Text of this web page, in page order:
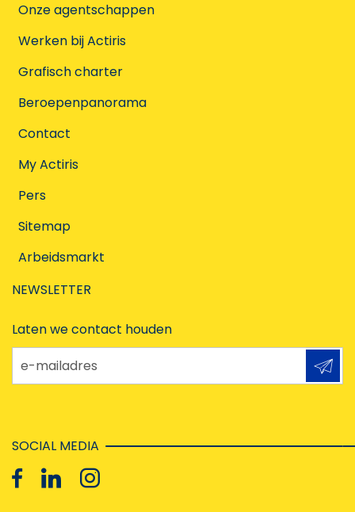
Onze agentschappen
Werken bij Actiris
Grafisch charter
Beroepenpanorama
Contact
My Actiris
Pers
Sitemap
Arbeidsmarkt
NEWSLETTER
Laten we contact houden
e-mailadres
SOCIAL MEDIA